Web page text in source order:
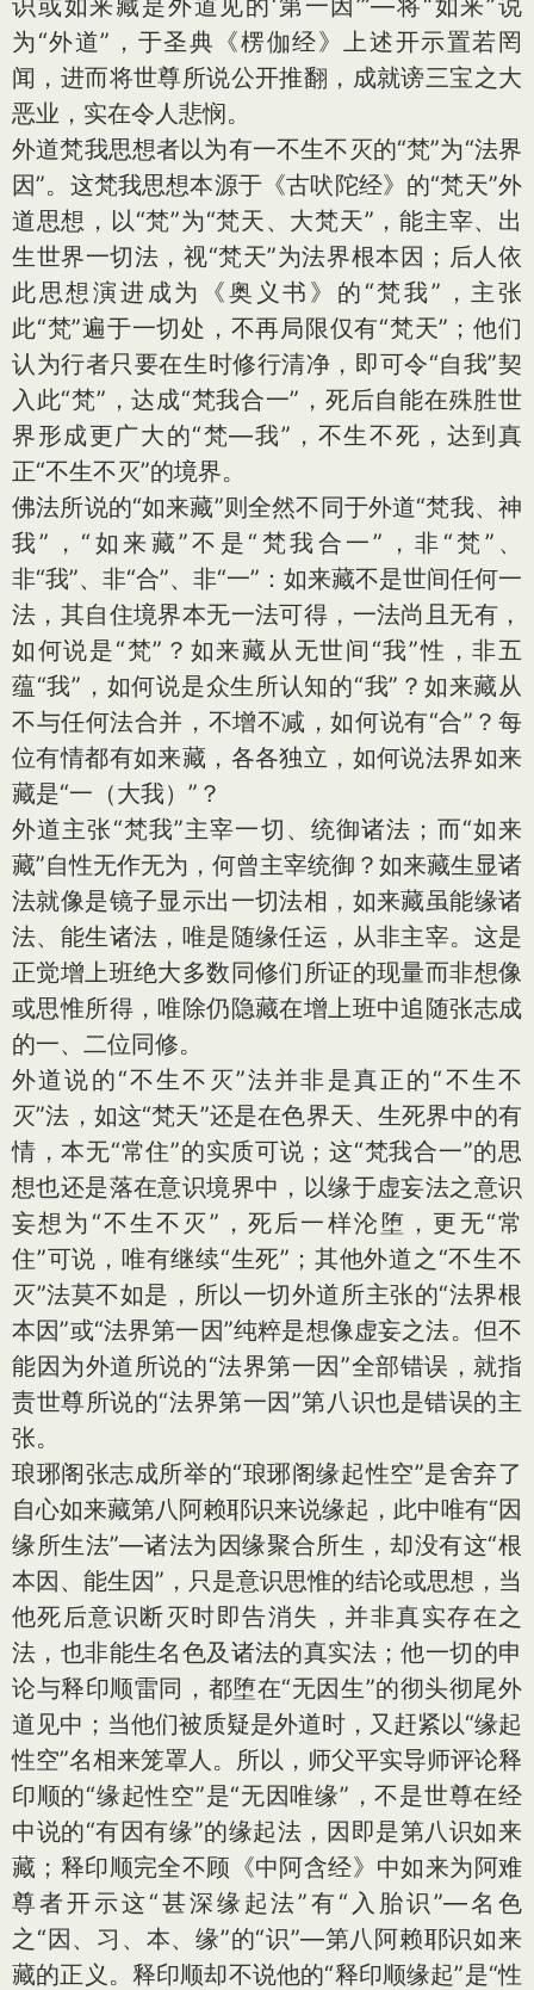
识或如来藏是外道见的‘第一因’”—将“如来”说
为“外道”，于圣典《楞伽经》上述开示置若罔
闻，进而将世尊所说公开推翻，成就谤三宝之大
恶业，实在令人悲悯。
外道梵我思想者以为有一不生不灭的“梵”为“法界
因”。这梵我思想本源于《古吠陀经》的“梵天”外
道思想，以“梵”为“梵天、大梵天”，能主宰、出
生世界一切法，视“梵天”为法界根本因；后人依
此思想演进成为《奥义书》的“梵我”，主张
此“梵”遍于一切处，不再局限仅有“梵天”；他们
认为行者只要在生时修行清净，即可令“自我”契
入此“梵”，达成“梵我合一”，死后自能在殊胜世
界形成更广大的“梵—我”，不生不死，达到真
正“不生不灭”的境界。
佛法所说的“如来藏”则全然不同于外道“梵我、神
我”，“如来藏”不是“梵我合一”，非“梵”、
非“我”、非“合”、非“一”：如来藏不是世间任何一
法，其自住境界本无一法可得，一法尚且无有，
如何说是“梵”？如来藏从无世间“我”性，非五
蕴“我”，如何说是众生所认知的“我”？如来藏从
不与任何法合并，不增不减，如何说有“合”？每
位有情都有如来藏，各各独立，如何说法界如来
藏是“一（大我）”？
外道主张“梵我”主宰一切、统御诸法；而“如来
藏”自性无作无为，何曾主宰统御？如来藏生显诸
法就像是镜子显示出一切法相，如来藏虽能缘诸
法、能生诸法，唯是随缘任运，从非主宰。这是
正觉增上班绝大多数同修们所证的现量而非想像
或思惟所得，唯除仍隐藏在增上班中追随张志成
的一、二位同修。
外道说的“不生不灭”法并非是真正的“不生不
灭”法，如这“梵天”还是在色界天、生死界中的有
情，本无“常住”的实质可说；这“梵我合一”的思
想也还是落在意识境界中，以缘于虚妄法之意识
妄想为“不生不灭”，死后一样沦堕，更无“常
住”可说，唯有继续“生死”；其他外道之“不生不
灭”法莫不如是，所以一切外道所主张的“法界根
本因”或“法界第一因”纯粹是想像虚妄之法。但不
能因为外道所说的“法界第一因”全部错误，就指
责世尊所说的“法界第一因”第八识也是错误的主
张。
琅琊阁张志成所举的“琅琊阁缘起性空”是舍弃了
自心如来藏第八阿赖耶识来说缘起，此中唯有“因
缘所生法”—诸法为因缘聚合所生，却没有这“根
本因、能生因”，只是意识思惟的结论或思想，当
他死后意识断灭时即告消失，并非真实存在之
法，也非能生名色及诸法的真实法；他一切的申
论与释印顺雷同，都堕在“无因生”的彻头彻尾外
道见中；当他们被质疑是外道时，又赶紧以“缘起
性空”名相来笼罩人。所以，师父平实导师评论释
印顺的“缘起性空”是“无因唯缘”，不是世尊在经
中说的“有因有缘”的缘起法，因即是第八识如来
藏；释印顺完全不顾《中阿含经》中如来为阿难
尊者开示这“甚深缘起法”有“入胎识”—名色
之“因、习、本、缘”的“识”—第八阿赖耶识如来
藏的正义。释印顺却不说他的“释印顺缘起”是“性